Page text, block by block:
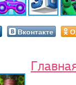
Вконтакте